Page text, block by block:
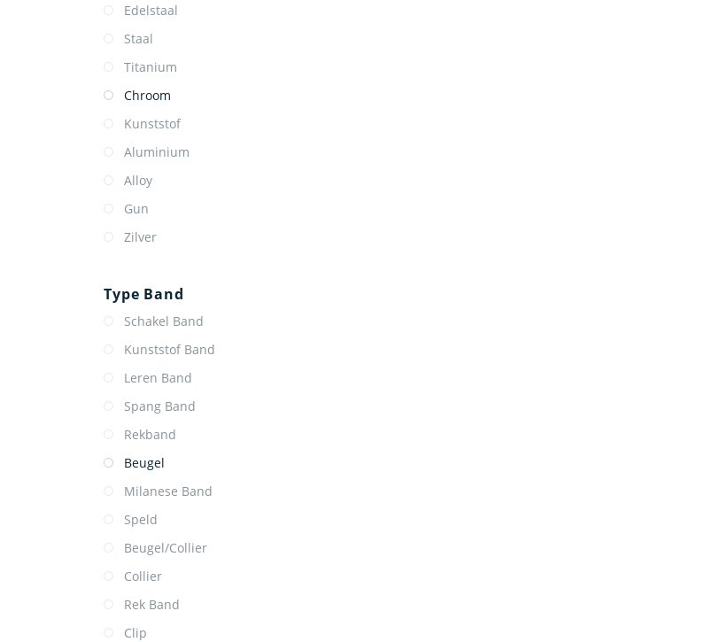
Edelstaal
Staal
Titanium
Chroom
Kunststof
Aluminium
Alloy
Gun
Zilver
Type Band
Schakel Band
Kunststof Band
Leren Band
Spang Band
Rekband
Beugel
Milanese Band
Speld
Beugel/Collier
Collier
Rek Band
Clip